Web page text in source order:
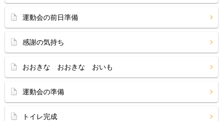
運動会の前日準備
感謝の気持ち
おおきな おおきな おいも
運動会の準備
トイレ完成